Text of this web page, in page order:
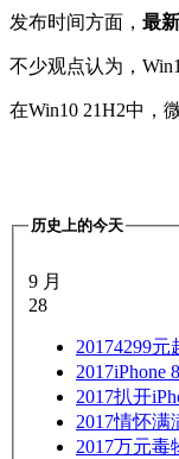
发布时间方面， 最
不少观点认为，
在Win10 21H2中，
历史上的今天
9 月
28
20174299元
2017iPhone
2017扒开
2017情怀满
2017万元毒